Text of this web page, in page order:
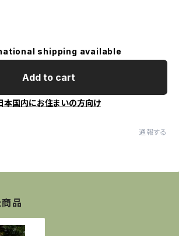
shipping available
Add to cart
本国内にお住まいの方向け
通報する
商品